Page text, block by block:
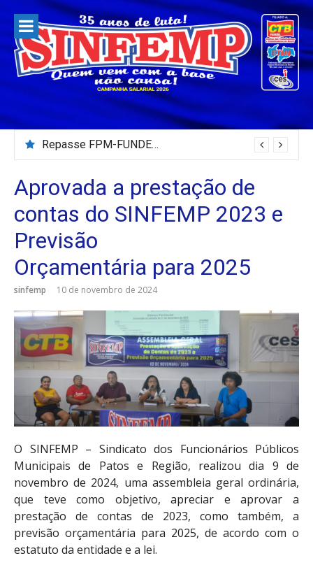
para
conteúdo
Repasse FPM-FUNDEB – Julho/2026
Aprovada a prestação de
contas do SINFEMP 2023 e
Previsão
Orçamentária para 2025
sinfemp 10 de novembro de 2024
O SINFEMP – Sindicato dos Funcionários Públicos
Municipais de Patos e Região, realizou dia 9 de
novembro de 2024, uma assembleia geral ordinária,
que teve como objetivo, apreciar e aprovar a
prestação de contas de 2023, como também, a
previsão orçamentária para 2025, de acordo com o
estatuto da entidade e a lei.